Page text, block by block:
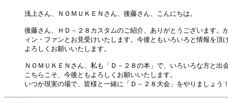
浅上さん、ＮＯＭＵＫＥＮさん、後藤さん、こんにちは。
後藤さん、ＨＤ－２８カスタムのご紹介、ありがとうございます。
ィン・ファンとお見受けいたします。今後ともいろいろと情報を頂
よろしくお願いいたします。
ＮＯＭＵＫＥＮさん、私も「Ｄ－２８の本」で、いろいろな方と出
こちらこそ、今後ともよろしくお願いいたします。